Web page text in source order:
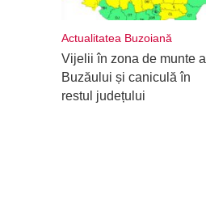
Actualitatea Buzoiană
Vijelii în zona de munte a
Buzăului și caniculă în
restul județului